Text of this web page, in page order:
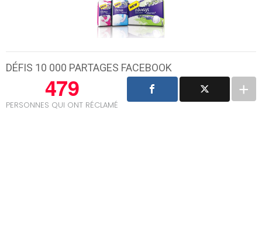
DÉFIS 10 000 PARTAGES FACEBOOK
479
PERSONNES QUI ONT RÉCLAMÉ